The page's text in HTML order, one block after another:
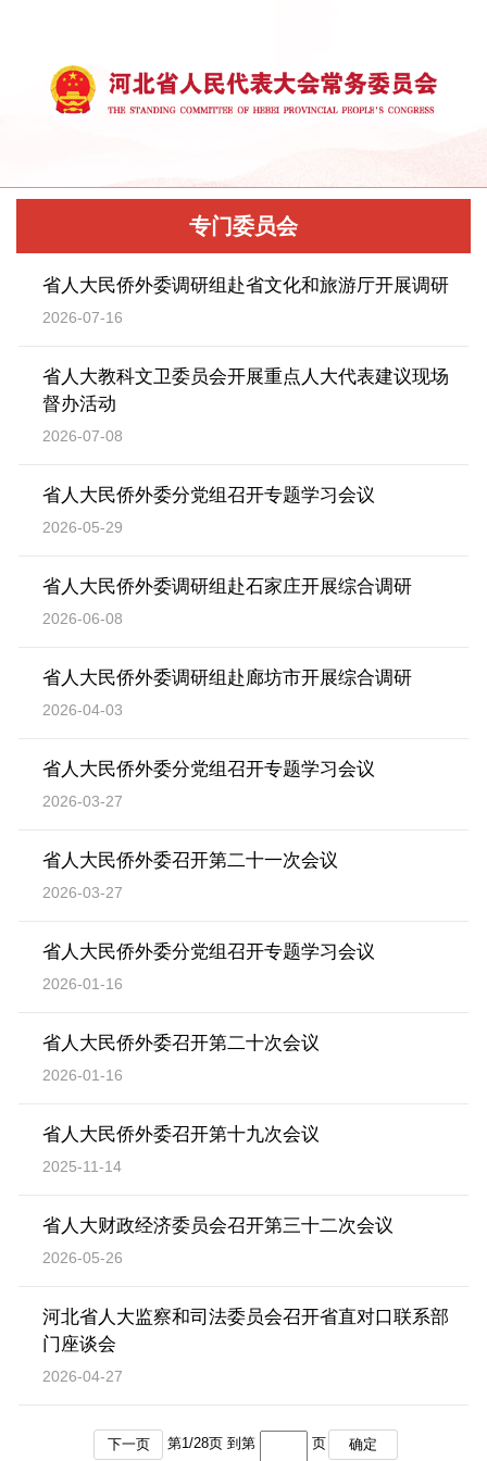
专门委员会
省人大民侨外委调研组赴省文化和旅游厅开展调研
2026-07-16
省人大教科文卫委员会开展重点人大代表建议现场
督办活动
2026-07-08
省人大民侨外委分党组召开专题学习会议
2026-05-29
省人大民侨外委调研组赴石家庄开展综合调研
2026-06-08
省人大民侨外委调研组赴廊坊市开展综合调研
2026-04-03
省人大民侨外委分党组召开专题学习会议
2026-03-27
省人大民侨外委召开第二十一次会议
2026-03-27
省人大民侨外委分党组召开专题学习会议
2026-01-16
省人大民侨外委召开第二十次会议
2026-01-16
省人大民侨外委召开第十九次会议
2025-11-14
省人大财政经济委员会召开第三十二次会议
2026-05-26
河北省人大监察和司法委员会召开省直对口联系部
门座谈会
2026-04-27
下一页 第1 /28页 到第 页 确定